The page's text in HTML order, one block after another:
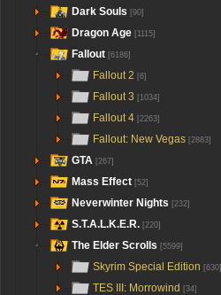
Dark Souls [90]
Dragon Age [1115]
Fallout [6186]
Fallout 2 [6]
Fallout 3 [1034]
Fallout 4 [2263]
Fallout: New Vegas [2883]
GTA [267]
Mass Effect [52]
Neverwinter Nights [232]
S.T.A.L.K.E.R. [220]
The Elder Scrolls [5599]
Skyrim Special Edition [630]
TES III: Morrowind [34]